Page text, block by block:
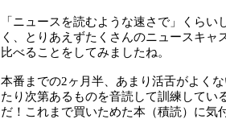
「ニュースを読むような速さで」くらい
く、とりあえずたくさんのニュースキャ
比べることをしてみましたね。
本番までの2ヶ月半、あまり活舌がよく
たり次第あるものを音読して訓練してい
だ！これまで買いためた本（積読）に気